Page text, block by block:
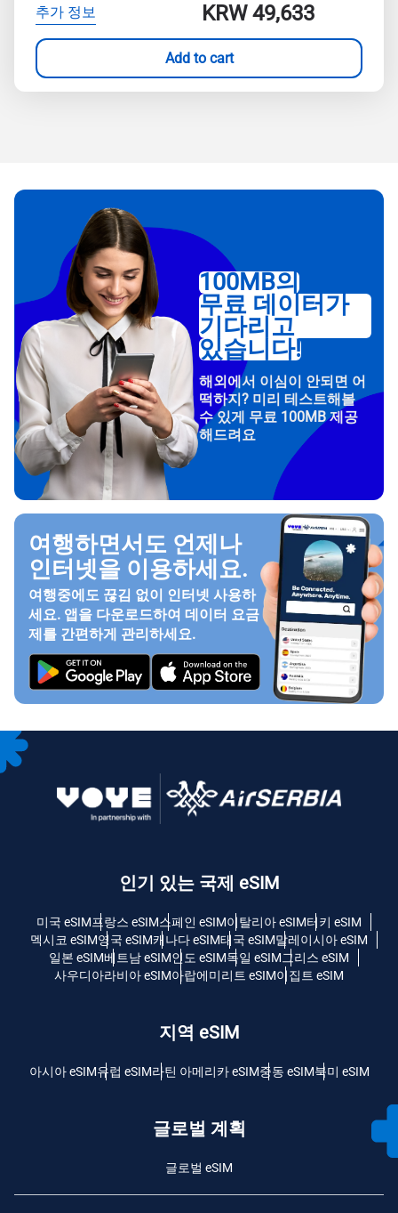
추가 정보 KRW 49,633
Add to cart
100MB의
무료 데이터가
기다리고
있습니다!
해외에서 이심이 안되면 어
떡하지? 미리 테스트해볼
수 있게 무료 100MB 제공
해드려요
여행하면서도 언제나
인터넷을 이용하세요.
여행중에도 끊김 없이 인터넷 사용하
세요. 앱을 다운로드하여 데이터 요금
제를 간편하게 관리하세요.
인기 있는 국제 eSIM
미국 eSIM프랑스 eSIM스페인 eSIM이탈리아 eSIM터키 eSIM
멕시코 eSIM영국 eSIM캐나다 eSIM태국 eSIM말레이시아 eSIM
일본 eSIM베트남 eSIM인도 eSIM독일 eSIM그리스 eSIM
사우디아라비아 eSIM아랍에미리트 eSIM이집트 eSIM
지역 eSIM
아시아 eSIM유럽 ​​eSIM라틴 아메리카 eSIM중동 eSIM북미 eSIM
글로벌 계획
글로벌 eSIM